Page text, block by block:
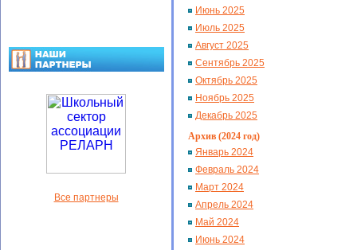
Все партнеры
Июнь 2025
Июль 2025
Август 2025
Сентябрь 2025
Октябрь 2025
Ноябрь 2025
Декабрь 2025
Архив (2024 год)
Январь 2024
Февраль 2024
Март 2024
Апрель 2024
Май 2024
Июнь 2024